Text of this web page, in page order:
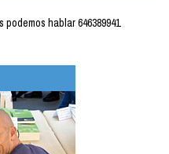
hablar 646389941